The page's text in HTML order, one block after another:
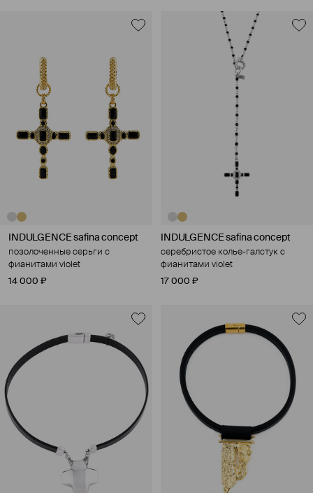
INDULGENCE safina concept
позолоченные серьги с
фианитами violet
14 000 ₽
INDULGENCE safina concept
серебристое колье-галстук с
фианитами violet
17 000 ₽